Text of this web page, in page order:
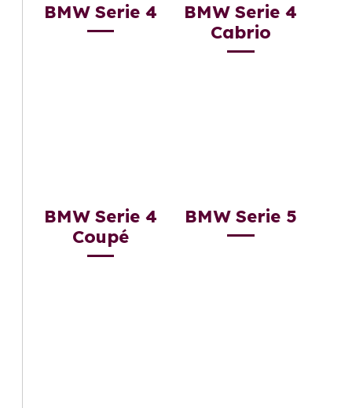
BMW Serie 4
BMW Serie 4
Cabrio
BMW Serie 4
Coupé
BMW Serie 5